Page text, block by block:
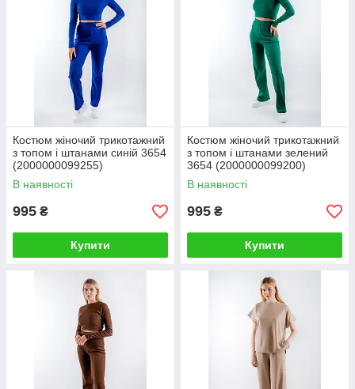
Костюм жіночий трикотажний
з топом і штанами синій 3654
(2000000099255)
В наявності
995 ₴
Купити
Костюм жіночий трикотажний
з топом і штанами зелений
3654 (2000000099200)
В наявності
995 ₴
Купити